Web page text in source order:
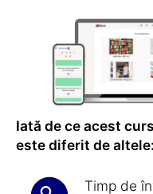
Iată de ce acest
este diferit de altele:
Timp de